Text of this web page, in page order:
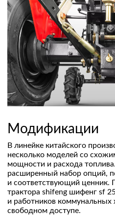
Модификации
В линейке китайского
несколько моделей со
мощности и расхода
расширенный набор опций,
и соответствующий ценник.
трактора shifeng шифенг sf
и работников коммунальных
свободном доступе.